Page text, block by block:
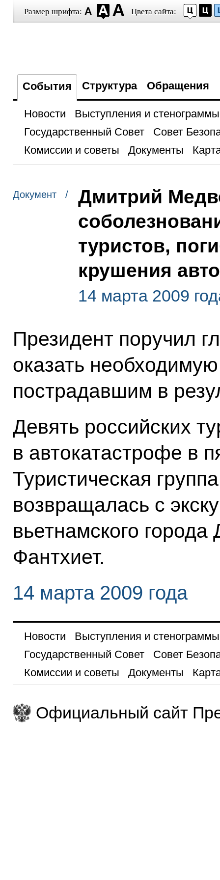
Размер шрифта: Цвета сайта:
События Структура Обращения
Новости
Выступления и стенограммы
Государственный Совет
Совет
Комиссии и советы
Документы
Документ /
Дмитрий
туристов,
крушения
14 марта 2009
Президент поручил
оказать
пострадавшим в
Девять российских
в автокатастрофе в
Туристическая
возвращалась с
вьетнамского
Фантхиет.
14 марта 2009 года
Новости
Выступления и стенограммы
Государственный Совет
Совет
Комиссии и советы
Документы
Официальный сайт